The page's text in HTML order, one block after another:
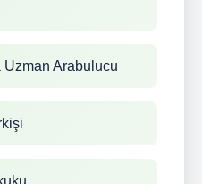
Uzman Arabulucu